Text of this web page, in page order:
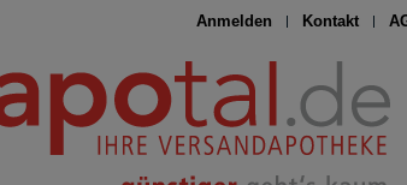
Anmelden Kontakt